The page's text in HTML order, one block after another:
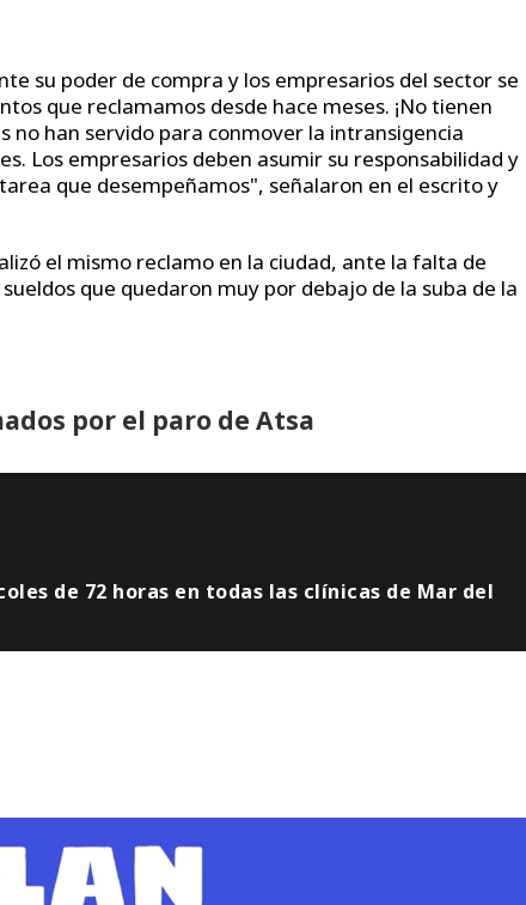
su poder de compra y los empresarios del sector se
que reclamamos desde hace meses. ¡No tienen
han servido para conmover la intransigencia
Los empresarios deben asumir su responsabilidad y
que desempeñamos", señalaron en el escrito y
el mismo reclamo en la ciudad, ante la falta de
que quedaron muy por debajo de la suba de la
por el paro de Atsa
de 72 horas en todas las clínicas de Mar del